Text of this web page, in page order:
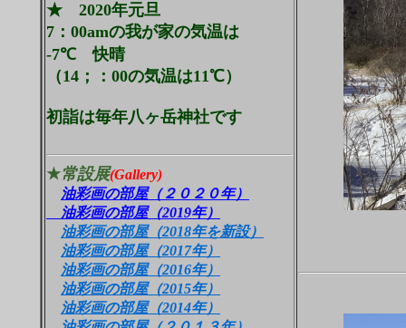
★ 2020年元旦
7：00amの我が家の気温は
-7℃ 快晴
（14；：00の気温は11℃）
初詣は毎年八ヶ岳神社です
★常設展(Gallery)
油彩画の部屋（２０２０年）
油彩画の部屋（2019年）
油彩画の部屋（2018年を新設）
油彩画の部屋（2017年）
油彩画の部屋（2016年）
油彩画の部屋（2015年）
油彩画の部屋（2014年）